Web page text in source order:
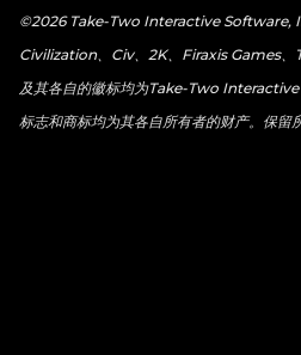
©2026 Take-Two Interactive Software,
Civilization、Civ、2K、Firaxis Games
及其各自的徽标均为Take-Two
标志和商标均为其各自所有者的财产。保留